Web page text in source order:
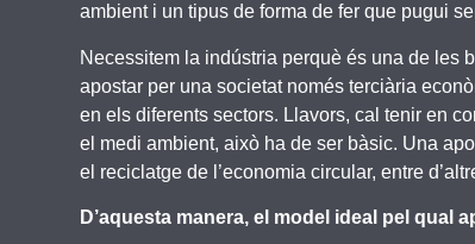
ambient i un tipus de forma de fer que pugui
Necessitem la indústria perquè és una de les
apostar per una societat només terciària
en els diferents sectors. Llavors, cal tenir en
el medi ambient, això ha de ser bàsic. Una
el reciclatge de l’economia circular, entre
D’aquesta manera, el model ideal pel